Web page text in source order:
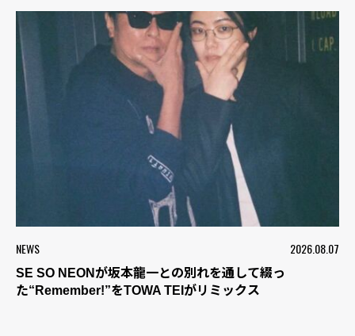
NEWS 2026.08.07
SE SO NEONが坂本龍一との別れを通して綴っ
た“Remember!”をTOWA TEIがリミックス